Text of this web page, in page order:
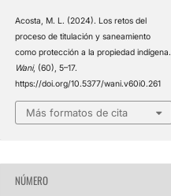
Acosta, M. L. (2024). Los retos del
proceso de titulación y saneamiento
como protección a la propiedad indígena.
Wani, (60), 5–17.
https://doi.org/10.5377/wani.v60i0.261
Más formatos de cita
NÚMERO